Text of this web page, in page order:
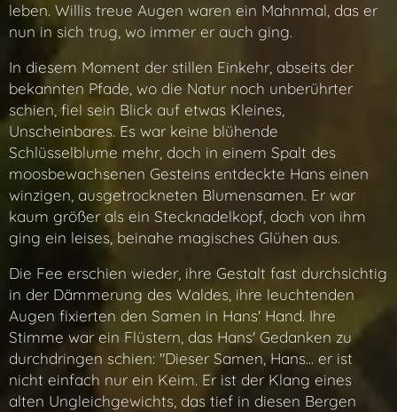
leben. Willis treue Augen waren ein Mahnmal, das er
nun in sich trug, wo immer er auch ging.
In diesem Moment der stillen Einkehr, abseits der
bekannten Pfade, wo die Natur noch unberührter
schien, fiel sein Blick auf etwas Kleines,
Unscheinbares. Es war keine blühende
Schlüsselblume mehr, doch in einem Spalt des
moosbewachsenen Gesteins entdeckte Hans einen
winzigen, ausgetrockneten Blumensamen. Er war
kaum größer als ein Stecknadelkopf, doch von ihm
ging ein leises, beinahe magisches Glühen aus.
Die Fee erschien wieder, ihre Gestalt fast durchsichtig
in der Dämmerung des Waldes, ihre leuchtenden
Augen fixierten den Samen in Hans' Hand. Ihre
Stimme war ein Flüstern, das Hans' Gedanken zu
durchdringen schien: "Dieser Samen, Hans... er ist
nicht einfach nur ein Keim. Er ist der Klang eines
alten Ungleichgewichts, das tief in diesen Bergen